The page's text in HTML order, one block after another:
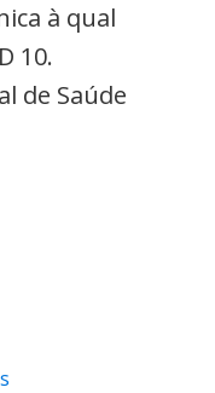
à qual
10.
de Saúde